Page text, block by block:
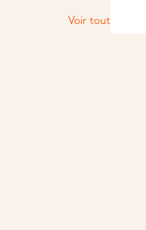
Voir tout